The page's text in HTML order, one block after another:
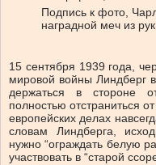
Подпись к фото,
наградной меч из
15 сентября 1939 года,
мировой войны Линдберг
держаться в стороне
полностью отстраниться
европейских делах
словам Линдберга,
нужно “ограждать белую
участвовать в “старой